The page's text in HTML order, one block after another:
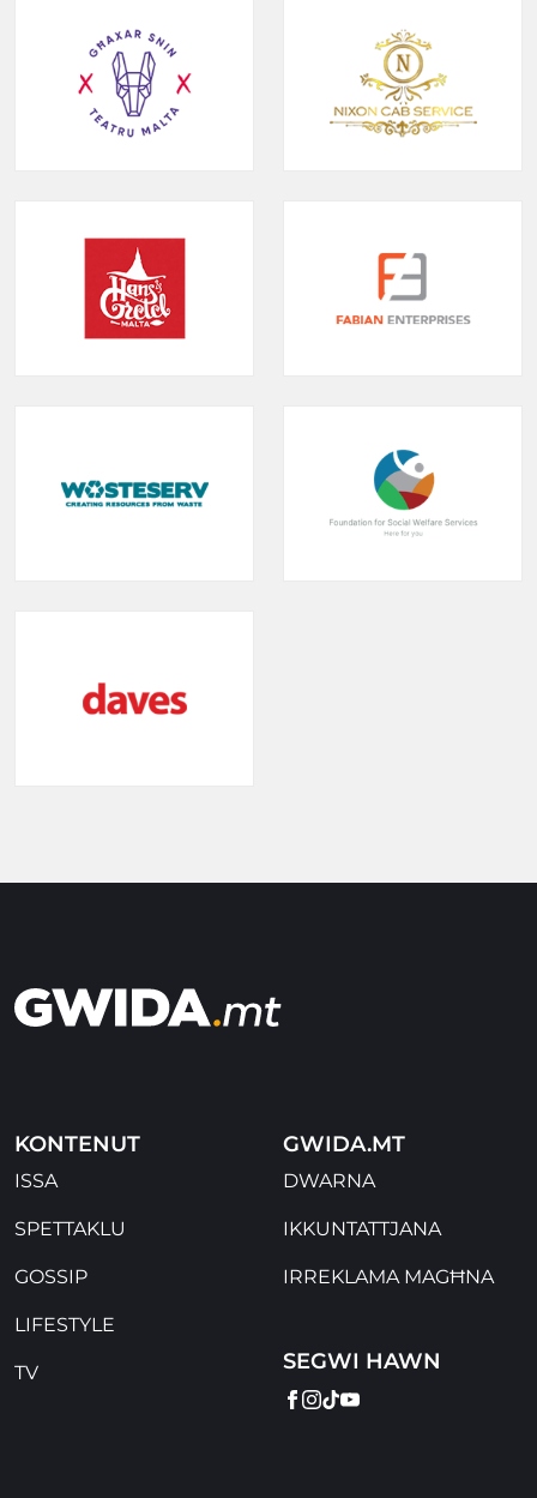
KONTENUT
ISSA
SPETTAKLU
GOSSIP
LIFESTYLE
TV
GWIDA.MT
DWARNA
IKKUNTATTJANA
IRREKLAMA MAGĦNA
SEGWI HAWN
FACEBOOK
INSTAGRAM
TIKTOK
YOUTUBE